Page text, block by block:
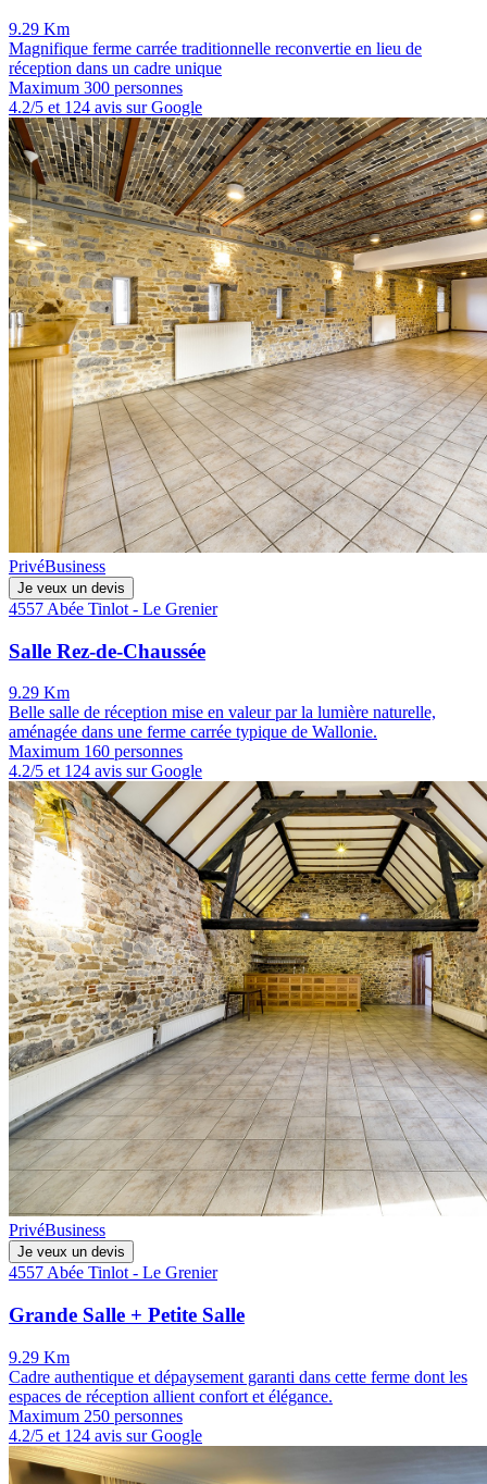
9.29 Km
Magnifique ferme carrée traditionnelle reconvertie en lieu de
réception dans un cadre unique
Maximum 300 personnes
4.2/5 et 124 avis sur Google
PrivéBusiness
Je veux un devis
4557 Abée Tinlot - Le Grenier
Salle Rez-de-Chaussée
9.29 Km
Belle salle de réception mise en valeur par la lumière naturelle,
aménagée dans une ferme carrée typique de Wallonie.
Maximum 160 personnes
4.2/5 et 124 avis sur Google
PrivéBusiness
Je veux un devis
4557 Abée Tinlot - Le Grenier
Grande Salle + Petite Salle
9.29 Km
Cadre authentique et dépaysement garanti dans cette ferme dont les
espaces de réception allient confort et élégance.
Maximum 250 personnes
4.2/5 et 124 avis sur Google